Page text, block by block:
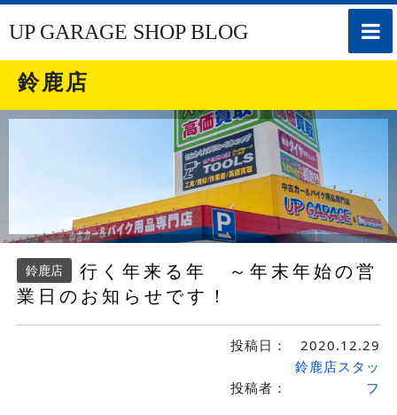
toggle
UP GARAGE SHOP BLOG
鈴鹿店
鈴鹿店
行く年来る年 ～年末年始の営
業日のお知らせです！
投稿日： 2020.12.29
投稿者：
鈴鹿店スタッ
フ